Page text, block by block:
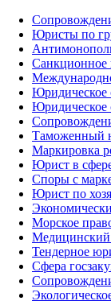
Юристы по
Санкционное
Юридическое
Юридическое
Таможенный
Маркировка
Юрист в
Споры с
Юрист по
Морское
Медицинский
Тендерное
Сфера